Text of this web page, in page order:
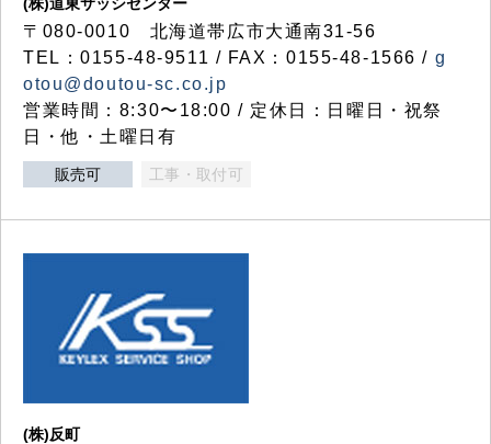
〒080-0010 北海道帯広市大通南31-56
TEL：0155-48-9511 / FAX：0155-48-1566 / g
otou@doutou-sc.co.jp
営業時間：8:30〜18:00 / 定休日：日曜日・祝祭
日・他・土曜日有
販売可 工事・取付可
(株)反町